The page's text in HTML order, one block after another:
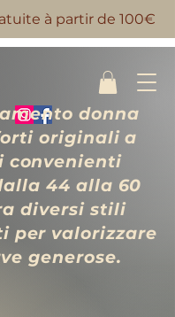
à partir de 100€
donna
originali a
convenienti
44 alla 60
diversi stili
per valorizzare
generose.